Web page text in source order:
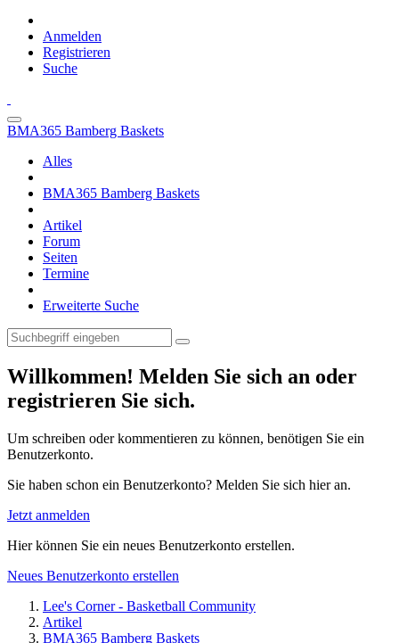
Anmelden
Registrieren
Suche
BMA365 Bamberg Baskets
Alles
BMA365 Bamberg Baskets
Artikel
Forum
Seiten
Termine
Erweiterte Suche
Willkommen! Melden Sie sich an oder
registrieren Sie sich.
Um schreiben oder kommentieren zu können, benötigen Sie ein
Benutzerkonto.
Sie haben schon ein Benutzerkonto? Melden Sie sich hier an.
Jetzt anmelden
Hier können Sie ein neues Benutzerkonto erstellen.
Neues Benutzerkonto erstellen
Lee's Corner - Basketball Community
Artikel
BMA365 Bamberg Baskets